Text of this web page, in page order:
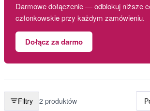
Darmowe dołączenie — odblokuj niższe
członkowskie przy każdym zamówieniu.
Dołącz za darmo
Filtry 2 produktów